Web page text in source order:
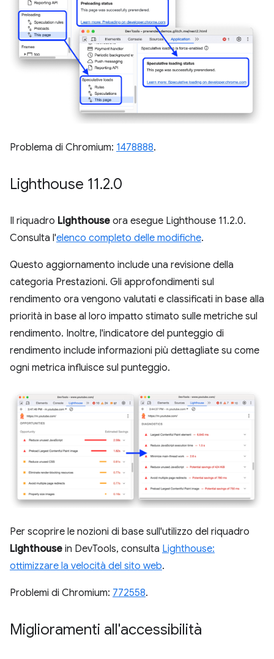
Problema di Chromium: 1478888.
Lighthouse 11.2.0
Il riquadro Lighthouse ora esegue Lighthouse 11.2.0.
Consulta l'elenco completo delle modifiche.
Questo aggiornamento include una revisione della
categoria Prestazioni. Gli approfondimenti sul
rendimento ora vengono valutati e classificati in base alla
priorità in base al loro impatto stimato sulle metriche sul
rendimento. Inoltre, l'indicatore del punteggio di
rendimento include informazioni più dettagliate su come
ogni metrica influisce sul punteggio.
Per scoprire le nozioni di base sull'utilizzo del riquadro
Lighthouse in DevTools, consulta Lighthouse:
ottimizzare la velocità del sito web.
Problemi di Chromium: 772558.
Miglioramenti all'accessibilità